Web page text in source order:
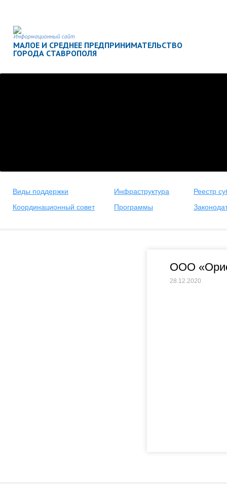
Информационный сайт
МАЛОЕ И СРЕДНЕЕ ПРЕДПРИНИМАТЕЛЬСТВО
ГОРОДА СТАВРОПОЛЯ
Виды поддержки Инфраструктура
Реестр
Координационный совет
Программы
ООО
28.12.2020